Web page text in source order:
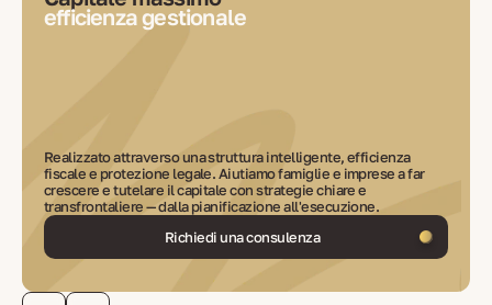
efficienza gestionale
Realizzato attraverso una struttura intelligente, efficienza
fiscale e protezione legale. Aiutiamo famiglie e imprese a far
crescere e tutelare il capitale con strategie chiare e
transfrontaliere — dalla pianificazione all'esecuzione.
Richiedi una consulenza